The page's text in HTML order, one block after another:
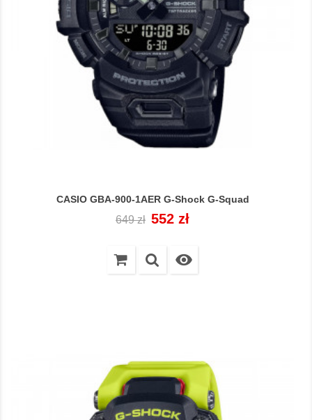
CASIO GBA-900-1AER G-Shock G-Squad
Cena
649 zł Cena
552 zł
